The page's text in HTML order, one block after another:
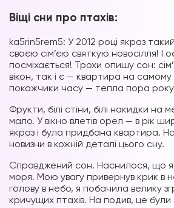
Віщі сни про птахів:
ka5rin5rem5: У 2012 році якраз такий
своєю сім’єю святкую новосілля! І
посміхається! Трохи опишу сон:
вікон, так і є — квартира на самому
покажчики часу — тепла пора
Фрукти, білі стіни, білі накидки на
мало. У вікно влетів орел — в рік
якраз і була придбана квартира.
новизни в кожній деталі цього сну.
Справджений сон. Наснилося, що
моря. Мою увагу привернув крик в
голову в небо, я побачила велику
кричущих птахів. На подив, це були